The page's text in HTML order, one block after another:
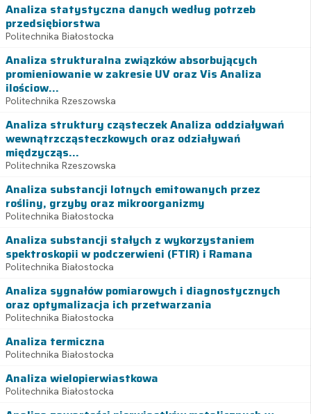
Analiza statystyczna danych według potrzeb
przedsiębiorstwa
Politechnika Białostocka
Analiza strukturalna związków absorbujących
promieniowanie w zakresie UV oraz Vis Analiza
ilościow...
Politechnika Rzeszowska
Analiza struktury cząsteczek Analiza oddziaływań
wewnątrzcząsteczkowych oraz odziaływań
międzycząs...
Politechnika Rzeszowska
Analiza substancji lotnych emitowanych przez
rośliny, grzyby oraz mikroorganizmy
Politechnika Białostocka
Analiza substancji stałych z wykorzystaniem
spektroskopii w podczerwieni (FTIR) i Ramana
Politechnika Białostocka
Analiza sygnałów pomiarowych i diagnostycznych
oraz optymalizacja ich przetwarzania
Politechnika Białostocka
Analiza termiczna
Politechnika Białostocka
Analiza wielopierwiastkowa
Politechnika Białostocka